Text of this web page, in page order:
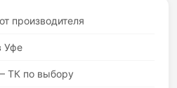
производителя
Уфе
ТК по выбору